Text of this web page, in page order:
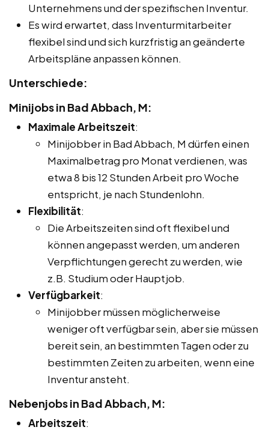
Unternehmens und der spezifischen Inventur.
Es wird erwartet, dass Inventurmitarbeiter
flexibel sind und sich kurzfristig an geänderte
Arbeitspläne anpassen können.
Unterschiede:
Minijobs in Bad Abbach, M:
Maximale Arbeitszeit:
Minijobber in Bad Abbach, M dürfen einen
Maximalbetrag pro Monat verdienen, was
etwa 8 bis 12 Stunden Arbeit pro Woche
entspricht, je nach Stundenlohn.
Flexibilität:
Die Arbeitszeiten sind oft flexibel und
können angepasst werden, um anderen
Verpflichtungen gerecht zu werden, wie
z.B. Studium oder Hauptjob.
Verfügbarkeit:
Minijobber müssen möglicherweise
weniger oft verfügbar sein, aber sie müssen
bereit sein, an bestimmten Tagen oder zu
bestimmten Zeiten zu arbeiten, wenn eine
Inventur ansteht.
Nebenjobs in Bad Abbach, M:
Arbeitszeit: